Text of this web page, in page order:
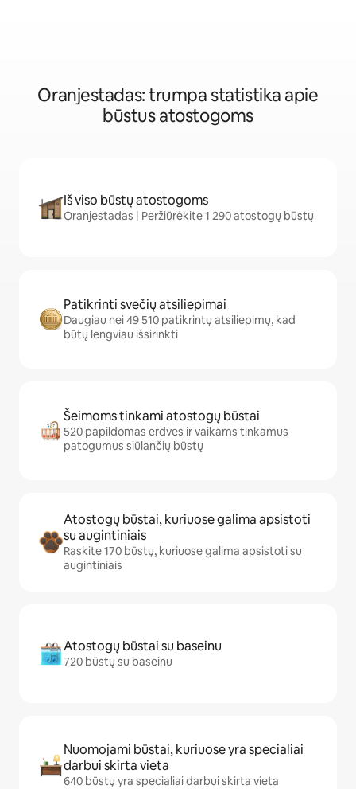
Oranjestadas: trumpa statistika apie
būstus atostogoms
Iš viso būstų atostogoms
Oranjestadas | Peržiūrėkite 1 290 atostogų būstų
Patikrinti svečių atsiliepimai
Daugiau nei 49 510 patikrintų atsiliepimų, kad
būtų lengviau išsirinkti
Šeimoms tinkami atostogų būstai
520 papildomas erdves ir vaikams tinkamus
patogumus siūlančių būstų
Atostogų būstai, kuriuose galima apsistoti
su augintiniais
Raskite 170 būstų, kuriuose galima apsistoti su
augintiniais
Atostogų būstai su baseinu
720 būstų su baseinu
Nuomojami būstai, kuriuose yra specialiai
darbui skirta vieta
640 būstų yra specialiai darbui skirta vieta